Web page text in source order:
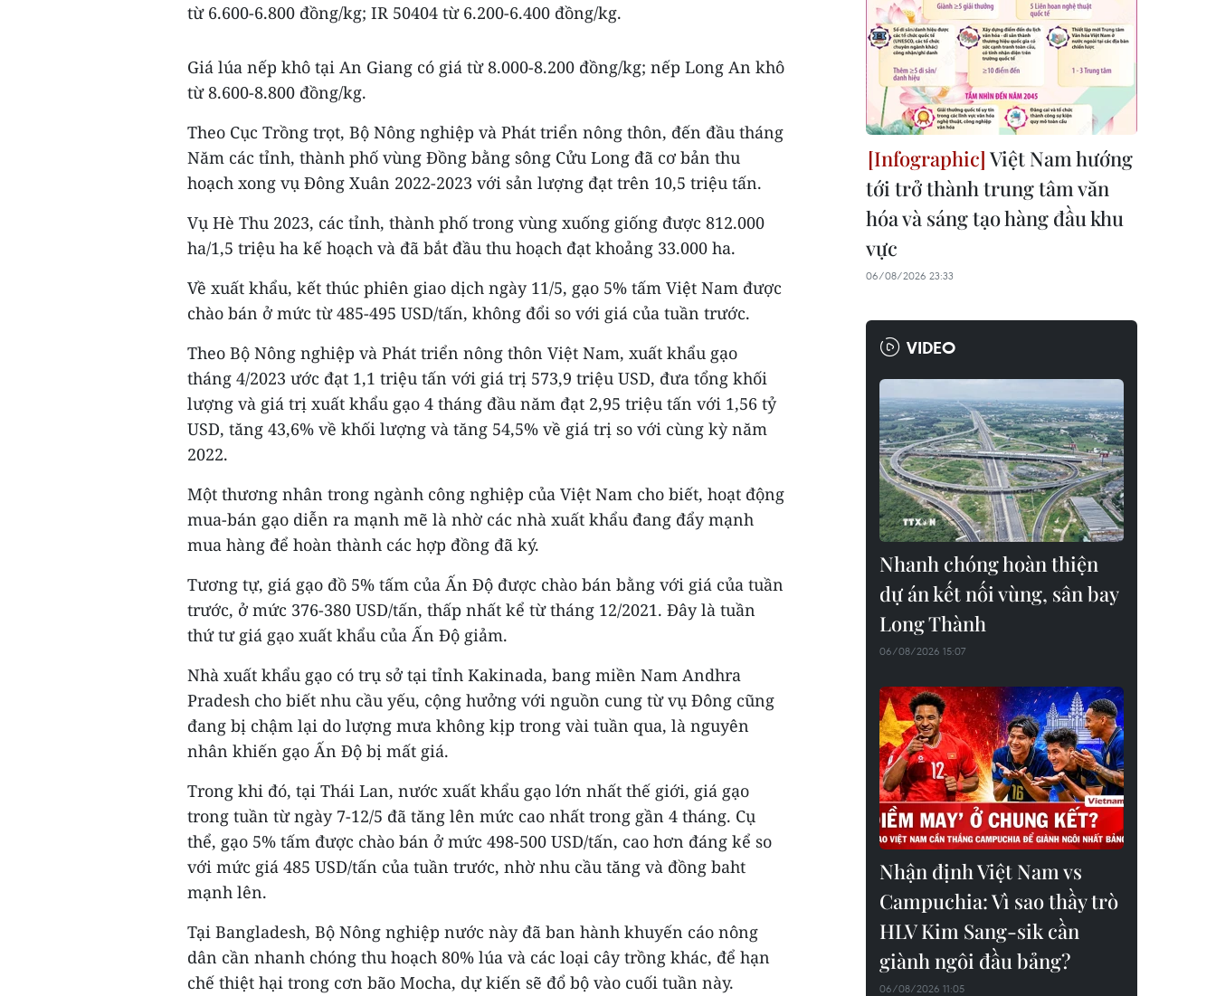
từ 6.600-6.800 đồng/kg; IR 50404 từ 6.200-6.400 đồng/kg.
Giá lúa nếp khô tại An Giang có giá từ 8.000-8.200 đồng/kg; nếp Long An khô
từ 8.600-8.800 đồng/kg.
Theo Cục Trồng trọt, Bộ Nông nghiệp và Phát triển nông thôn, đến đầu tháng
Năm các tỉnh, thành phố vùng Đồng bằng sông Cửu Long đã cơ bản thu
hoạch xong vụ Đông Xuân 2022-2023 với sản lượng đạt trên 10,5 triệu tấn.
Vụ Hè Thu 2023, các tỉnh, thành phố trong vùng xuống giống được 812.000
ha/1,5 triệu ha kế hoạch và đã bắt đầu thu hoạch đạt khoảng 33.000 ha.
Về xuất khẩu, kết thúc phiên giao dịch ngày 11/5, gạo 5% tấm Việt Nam được
chào bán ở mức từ 485-495 USD/tấn, không đổi so với giá của tuần trước.
Theo Bộ Nông nghiệp và Phát triển nông thôn Việt Nam, xuất khẩu gạo
tháng 4/2023 ước đạt 1,1 triệu tấn với giá trị 573,9 triệu USD, đưa tổng khối
lượng và giá trị xuất khẩu gạo 4 tháng đầu năm đạt 2,95 triệu tấn với 1,56 tỷ
USD, tăng 43,6% về khối lượng và tăng 54,5% về giá trị so với cùng kỳ năm
2022.
Một thương nhân trong ngành công nghiệp của Việt Nam cho biết, hoạt động
mua-bán gạo diễn ra mạnh mẽ là nhờ các nhà xuất khẩu đang đẩy mạnh
mua hàng để hoàn thành các hợp đồng đã ký.
Tương tự, giá gạo đồ 5% tấm của Ấn Độ được chào bán bằng với giá của tuần
trước, ở mức 376-380 USD/tấn, thấp nhất kể từ tháng 12/2021. Đây là tuần
thứ tư giá gạo xuất khẩu của Ấn Độ giảm.
Nhà xuất khẩu gạo có trụ sở tại tỉnh Kakinada, bang miền Nam Andhra
Pradesh cho biết nhu cầu yếu, cộng hưởng với nguồn cung từ vụ Đông cũng
đang bị chậm lại do lượng mưa không kịp trong vài tuần qua, là nguyên
nhân khiến gạo Ấn Độ bị mất giá.
Trong khi đó, tại Thái Lan, nước xuất khẩu gạo lớn nhất thế giới, giá gạo
trong tuần từ ngày 7-12/5 đã tăng lên mức cao nhất trong gần 4 tháng. Cụ
thể, gạo 5% tấm được chào bán ở mức 498-500 USD/tấn, cao hơn đáng kể so
với mức giá 485 USD/tấn của tuần trước, nhờ nhu cầu tăng và đồng baht
mạnh lên.
Tại Bangladesh, Bộ Nông nghiệp nước này đã ban hành khuyến cáo nông
dân cần nhanh chóng thu hoạch 80% lúa và các loại cây trồng khác, để hạn
chế thiệt hại trong cơn bão Mocha, dự kiến sẽ đổ bộ vào cuối tuần này.
Việt Nam hướng
tới trở thành trung tâm văn
hóa và sáng tạo hàng đầu khu
vực
06/08/2026 23:33
VIDEO
Nhanh chóng hoàn thiện
dự án kết nối vùng, sân bay
Long Thành
06/08/2026 15:07
Nhận định Việt Nam vs
Campuchia: Vì sao thầy trò
HLV Kim Sang-sik cần
giành ngôi đầu bảng?
06/08/2026 11:05